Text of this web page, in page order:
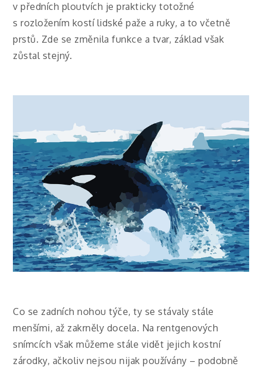
v předních ploutvích je prakticky totožné
s rozložením kostí lidské paže a ruky, a to včetně
prstů. Zde se změnila funkce a tvar, základ však
zůstal stejný.
Co se zadních nohou týče, ty se stávaly stále
menšími, až zakrněly docela. Na rentgenových
snímcích však můžeme stále vidět jejich kostní
zárodky, ačkoliv nejsou nijak používány – podobně